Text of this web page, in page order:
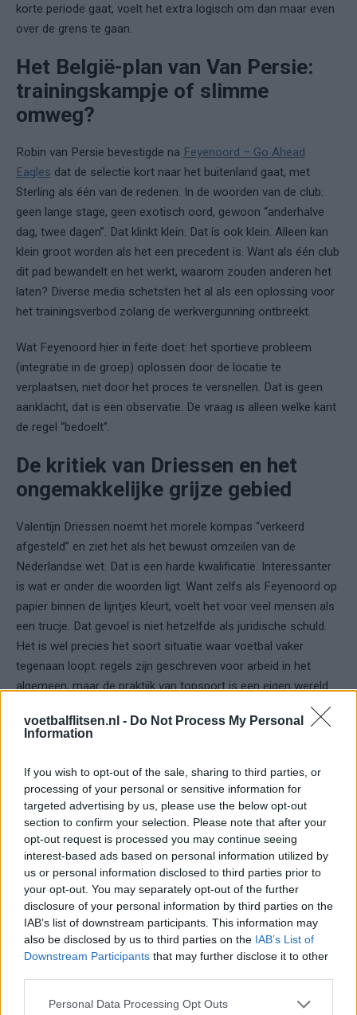
voetbalflitsen.nl - Do Not Process My Personal
Information
If you wish to opt-out of the sale, sharing to third parties, or
processing of your personal or sensitive information for
targeted advertising by us, please use the below opt-out
section to confirm your selection. Please note that after your
opt-out request is processed you may continue seeing
interest-based ads based on personal information utilized by
us or personal information disclosed to third parties prior to
your opt-out. You may separately opt-out of the further
disclosure of your personal information by third parties on the
IAB’s list of downstream participants. This information may
also be disclosed by us to third parties on the IAB’s List of
Downstream Participants that may further disclose it to other
Personal Data Processing Opt Outs
korte periode gaat, voelt het extra logisch om dan maar even
over de grens te gaan.
Het België-plan van Van Persie:
trainingskampje of slimme
omweg?
Robin van Persie bevestigde na Feyenoord – Go Ahead
Eagles dat de selectie kort naar het buitenland gaat, met
Sterling als één van de redenen. In de woorden van de club:
geen lange stage, geen exotisch oord, gewoon “anderhalve
dag, twee dagen”. Dat klinkt klein. Dat ís ook klein. Alleen kan
klein groot worden als het een precedent is. Want als één club
dit pad bewandelt en het werkt, waarom zouden anderen het
laten? Diverse media schetsten het al als een oplossing voor
het trainingsverbod zolang de werkvergunning ontbreekt.
Wat Feyenoord hier in feite doet: het sportieve probleem
(integratie in de groep) oplossen door de locatie te
verplaatsen, niet door het proces te versnellen. Dat is geen
aanklacht, dat is een observatie. De vraag is alleen welke kant
de regel “bedoelt”.
De kritiek van Driessen en het
ongemakkelijke grijze gebied
Valentijn Driessen noemt het morele kompas “verkeerd
afgesteld” en ziet het als het bewust omzeilen van de
Nederlandse wet. Dat is een harde kwalificatie. Interessanter
is wat er onder die woorden ligt. Want zelfs als Feyenoord op
papier binnen de lijntjes kleurt, voelt het voor veel mensen als
een trucje. Dat gevoel is niet hetzelfde als juridische schuld.
Het is wel precies het soort situatie waar voetbal vaker
tegenaan loopt: regels zijn geschreven voor arbeid in het
algemeen, maar de praktijk van topsport is een eigen wereld
De kern: mag iets omdat het kan, of kan iets omdat het mag?
te noemen.
Wat betekent dit voor de
Eredivisie als Feyenoord hiermee
wegkomt?
Stel dat dit “België-plan” geen gevolgen heeft en Sterling sluit
na terugkomst direct aan, dan blijft het waarschijnlijk bij een
voetnoot. Maar als andere clubs het kopiëren, wordt het
beleid. En dan krijgt elke volgende casus een extra laag: niet
alleen “wat zegt de regel?”, maar ook “wat deden Feyenoord
en Sterling toen?”